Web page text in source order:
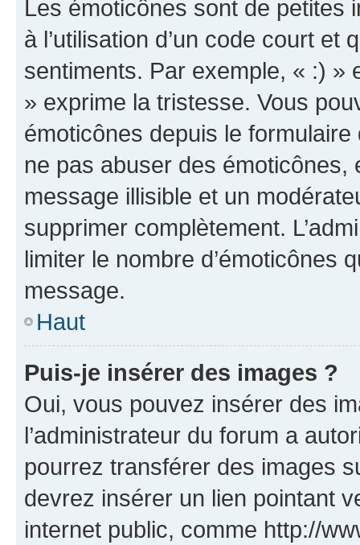
Les émoticônes sont de petites
à l’utilisation d’un code court et
sentiments. Par exemple, « :) »
» exprime la tristesse. Vous
émoticônes depuis le
ne pas abuser des
message illisible et un
supprimer complètement.
limiter le nombre d’émoticônes
message.
Haut
Puis-je insérer des images ?
Oui, vous pouvez insérer des
l’administrateur du forum a
pourrez transférer des images
devrez insérer un lien pointant
internet public, comme http://